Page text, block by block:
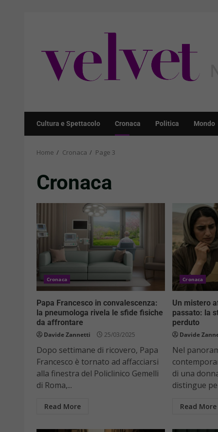
Cultura e Spettacolo Cronaca Politica Mondo
Home Cronaca Page 3
Cronaca
Cronaca
Papa Francesco in convalescenza:
la pneumologa rivela le sfide fisiche
da affrontare
Davide Zannetti 25/03/2025
Dopo settimane di ricovero, Papa
Francesco è tornato ad affacciarsi
alla finestra del Policlinico Gemelli
di Roma,...
Read More
Cronaca
Un mistero
passato: la
perduto
Davide
Nel
di una
distingue
Read More